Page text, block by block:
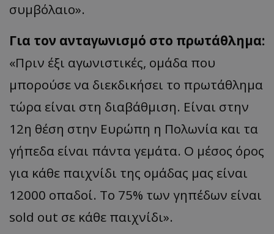
συμβόλαιο».
Για τον ανταγωνισμό στο πρωτάθλημα:
«Πριν έξι αγωνιστικές, ομάδα που
μπορούσε να διεκδικήσει το πρωτάθλημα
τώρα είναι στη διαβάθμιση. Είναι στην
12η θέση στην Ευρώπη η Πολωνία και τα
γήπεδα είναι πάντα γεμάτα. Ο μέσος όρος
για κάθε παιχνίδι της ομάδας μας είναι
12000 οπαδοί. Το 75% των γηπέδων είναι
sold out σε κάθε παιχνίδι».